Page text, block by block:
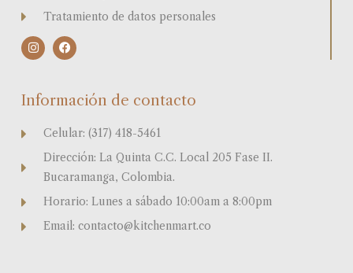
Tratamiento de datos personales
I
n
s
g
F
a
c
o
k
Información de contacto
Celular: (317) 418-5461
Dirección: La Quinta C.C. Local 205 Fase II.
Bucaramanga, Colombia.
Horario: Lunes a sábado 10:00am a 8:00pm
Email: contacto@kitchenmart.co